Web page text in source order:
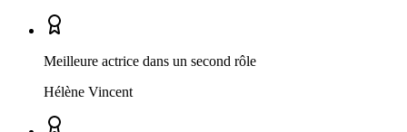
Meilleure actrice dans un second rôle
Hélène Vincent